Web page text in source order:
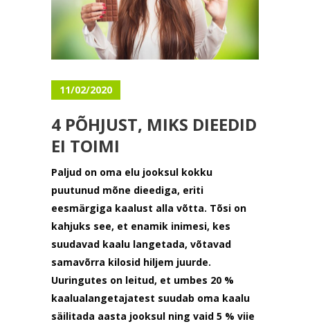
11/02/2020
4 PÕHJUST, MIKS DIEEDID
EI TOIMI
Paljud on oma elu jooksul kokku
puutunud mõne dieediga, eriti
eesmärgiga kaalust alla võtta. Tõsi on
kahjuks see, et enamik inimesi, kes
suudavad kaalu langetada, võtavad
samavõrra kilosid hiljem juurde.
Uuringutes on leitud, et umbes 20 %
kaalualangetajatest suudab oma kaalu
säilitada aasta jooksul ning vaid 5 % viie